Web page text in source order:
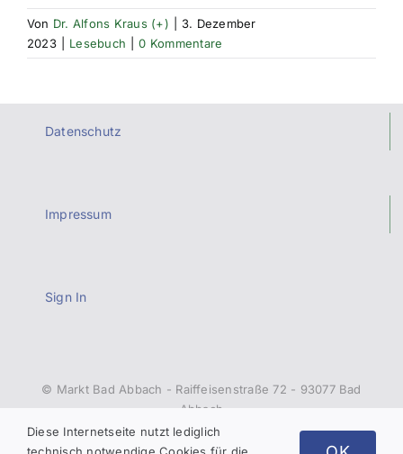
Von Dr. Alfons Kraus (+)
3. Dezember
2023
Lesebuch 0 Kommentare
Datenschutz
Impressum
Sign In
© Markt Bad Abbach - Raiffeisenstraße 72 - 93077 Bad
Abbach
Diese Internetseite nutzt lediglich